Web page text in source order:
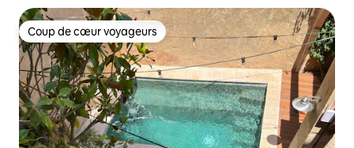
Coup de cœur voyageurs
Coup de cœur voyageurs